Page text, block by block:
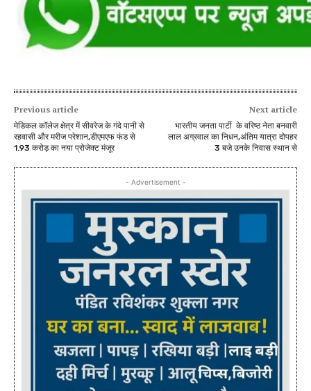
Previous article
मेडिकल कॉलेज क्षेत्र में सीवरेज के गंदे पानी से
रहवासी और मरीज परेशान,डीएमएफ फंड से
1.93 करोड़ का नया प्रोजेक्ट मंजूर
Next article
भारतीय जनता पार्टी के वरिष्ठ नेता बनवारी
लाल अग्रवाल का निधन,अंतिम यात्रा दोपहर
3 बजे उनके निवास स्थान से
- Advertisement -